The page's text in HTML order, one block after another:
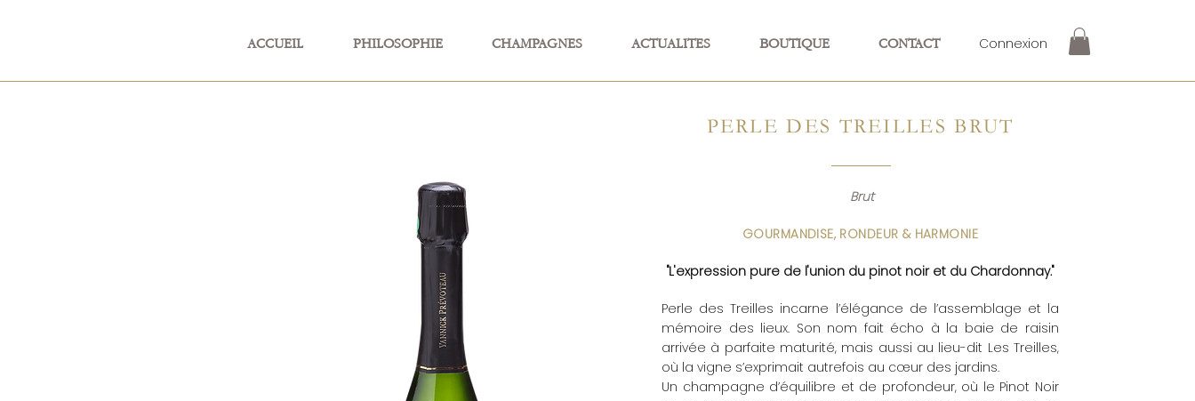
Connexion
ACCUEIL PHILOSOPHIE CHAMPAGNES ACTUALITES BOUTIQUE CONTACT
PERLE DES TREILLES BRUT
Brut
GOURMANDISE, RONDEUR & HARMONIE
"L'expression pure de l'union du pinot noir et du Chardonnay."
Perle des Treilles incarne l’élégance de l’assemblage et la
mémoire des lieux. Son nom fait écho à la baie de raisin
arrivée à parfaite maturité, mais aussi au lieu-dit Les Treilles,
où la vigne s’exprimait autrefois au cœur des jardins.
Un champagne d’équilibre et de profondeur, où le Pinot Noir